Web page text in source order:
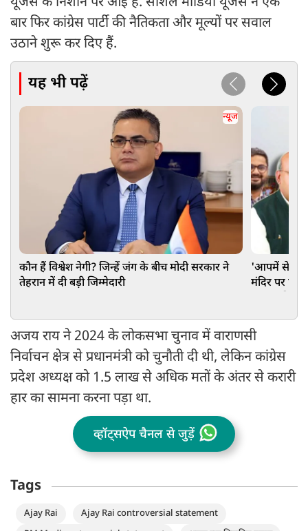
बार फिर कांग्रेस पार्टी की नैतिकता और मूल्यों पर सवाल
उठाने शुरू कर दिए हैं.
यह भी पढ़ें
न्यूज
कौन हैं विश्वेश नेगी? जिन्हें जंग के बीच मोदी सरकार ने
तेहरान में दी बड़ी जिम्मेदारी
'आपमें से
मंदिर पर
अजय राय ने 2024 के लोकसभा चुनाव में वाराणसी
निर्वाचन क्षेत्र से प्रधानमंत्री को चुनौती दी थी, लेकिन कांग्रेस
प्रदेश अध्यक्ष को 1.5 लाख से अधिक मतों के अंतर से करारी
हार का सामना करना पड़ा था.
व्हॉट्सऐप चैनल से जुड़ें
Tags
Ajay Rai
Ajay Rai controversial statement